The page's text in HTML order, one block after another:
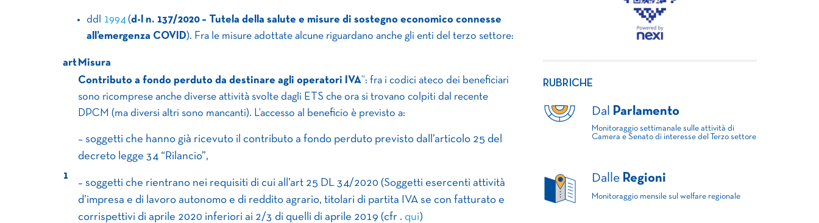
ddl 1994 (d-l n. 137/2020 – Tutela della salute e misure di sostegno economico connesse
all’emergenza COVID). Fra le misure adottate alcune riguardano anche gli enti del terzo settore:
art Misura
1
Contributo a fondo perduto da destinare agli operatori IVA”: fra i codici ateco dei beneficiari
sono ricomprese anche diverse attività svolte dagli ETS che ora si trovano colpiti dal recente
DPCM (ma diversi altri sono mancanti). L’accesso al beneficio è previsto a:
– soggetti che hanno già ricevuto il contributo a fondo perduto previsto dall’articolo 25 del
decreto legge 34 “Rilancio”,
– soggetti che rientrano nei requisiti di cui all’art 25 DL 34/2020 (Soggetti esercenti attività
d’impresa e di lavoro autonomo e di reddito agrario, titolari di partita IVA se con fatturato e
corrispettivi di aprile 2020 inferiori ai 2/3 di quelli di aprile 2019 (cfr . qui)
RUBRICHE
Dal Parlamento
Monitoraggio settimanale sulle attività di
Camera e Senato di interesse del Terzo settore
Dalle Regioni
Monitoraggio mensile sul welfare regionale